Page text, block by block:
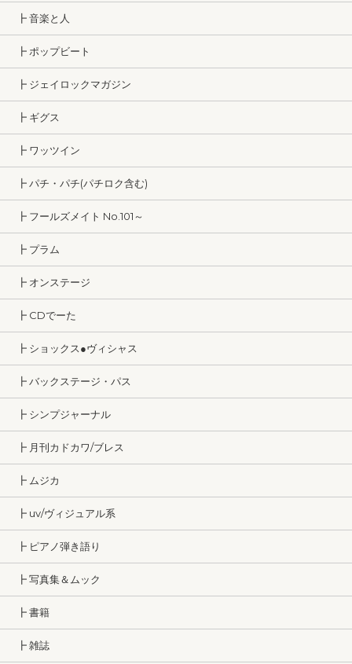
┣ 音楽と人
┣ ポップビート
┣ ジェイロックマガジン
┣ ギグス
┣ ワッツイン
┣ パチ・パチ(パチロク含む)
┣ フールズメイト No.101～
┣ プラム
┣ オンステージ
┣ CDでーた
┣ ショックス●ヴィシャス
┣ バックステージ・パス
┣ シンプジャーナル
┣ 月刊カドカワ/ブレス
┣ ムジカ
┣ uv/ヴィジュアル系
┣ ピアノ弾き語り
┣ 写真集＆ムック
┣ 書籍
┣ 雑誌